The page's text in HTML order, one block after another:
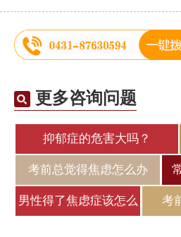
更多咨询问题
抑郁症的危害大吗？
考前总觉得焦虑怎么办
男性得了焦虑症该怎么 考